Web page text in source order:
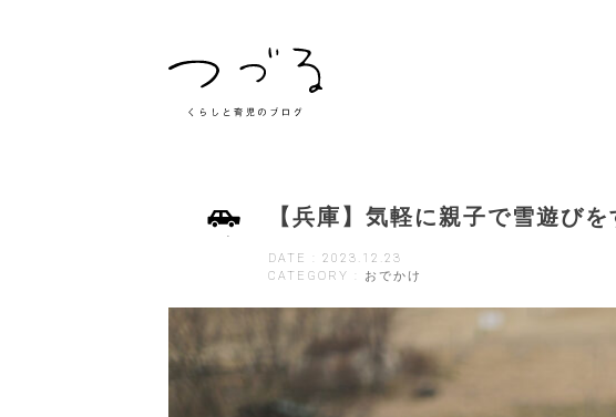
【兵庫】気軽に親子で雪遊び
DATE : 2023.12.23
CATEGORY : おでかけ